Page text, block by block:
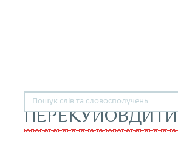
ПЕРЕКУЙОВДИТИ